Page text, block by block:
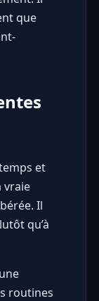
que
et
vraie
Il
qu’à
routines